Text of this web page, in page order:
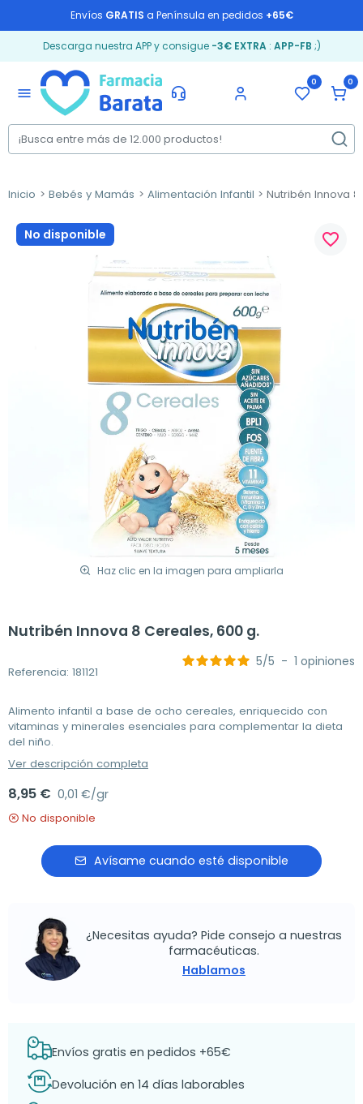
Envíos GRATIS a Península en pedidos +65€
Descarga nuestra APP y consigue -3€ EXTRA: APP-FB ;)
menu
0 0
Inicio Bebés y Mamás Alimentación Infantil Nutribén Innova
No disponible
Haz clic en la imagen para ampliarla
favorite_border
Nutribén Innova 8 Cereales, 600 g.
Referencia: 181121
5/5 - 1 opiniones
Alimento infantil a base de ocho cereales, enriquecido con
vitaminas y minerales esenciales para complementar la dieta
del niño.
Ver descripción completa
8,95 € 0,01 €/gr
No disponible
Avísame cuando esté disponible
¿Necesitas ayuda? Pide consejo a nuestras
farmacéuticas.
Hablamos
Envíos gratis en pedidos +65€
Devolución en 14 días laborables